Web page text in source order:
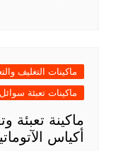
ماكينات التغليف
ماكينات تعبئة
ماكينة تعبئة
أكياس